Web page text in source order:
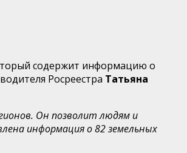
содержит информацию о
Росреестра Татьяна
Он позволит людям и
информация о 82 земельных